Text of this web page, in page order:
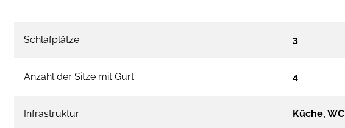
Schlafplätze 3
Anzahl der Sitze mit Gurt 4
Infrastruktur Küche, WC